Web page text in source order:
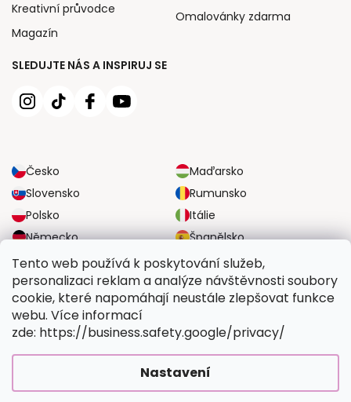
Tento web používá k poskytování služeb,
personalizaci reklam a analýze návštěvnosti soubory
cookie, které napomáhají neustále zlepšovat funkce
webu. Více informací
zde: https://business.safety.google/privacy/
Nastavení
SLEDUJTE NÁS A INSPIRUJ SE
Česko
Maďarsko
Slovensko
Rumunsko
Polsko
Itálie
Německo
Španělsko
Velká Británie
Rakousko
Kreativní průvodce
Magazín
Omalovánky zdarma
SPOLEHLIVÉ MOŽNOSTI DOPRAVY
BEZPEČNÉ MOŽNOSTI PLATBY